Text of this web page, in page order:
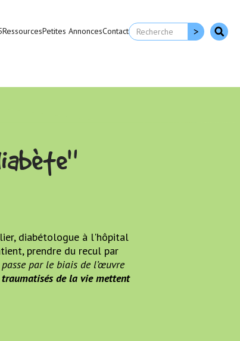
RessourcesPetites AnnoncesContact
diabétologue à l'hôpital
prendre du recul par
par le biais de l’œuvre
traumatisés de la vie mettent